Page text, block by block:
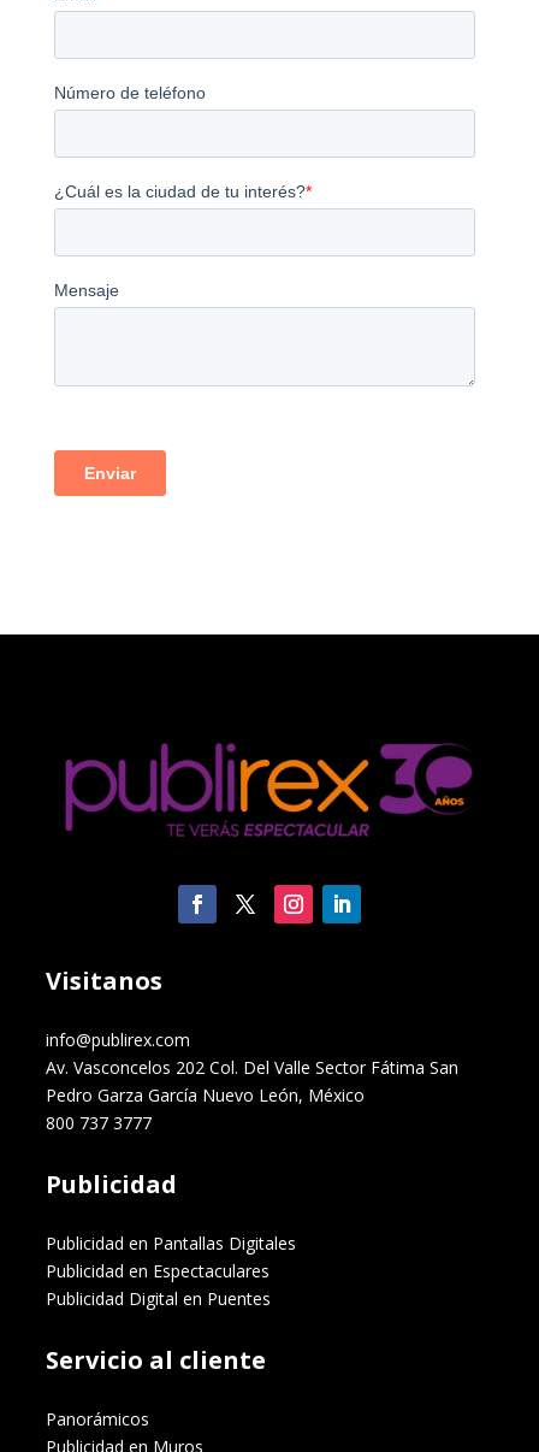
Visitanos
info@publirex.com
Av. Vasconcelos 202 Col. Del Valle Sector Fátima San
Pedro Garza García Nuevo León, México
800 737 3777
Publicidad
Publicidad en Pantallas Digitales
Publicidad en Espectaculares
Publicidad Digital en Puentes
Servicio al cliente
Panorámicos
Publicidad en Muros